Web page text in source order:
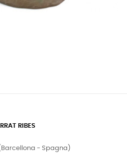
RIBES
- Spagna)